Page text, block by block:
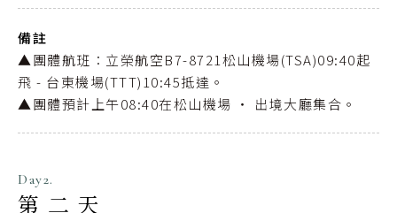
備註
▲團體航班：立榮航空B7-8721松山機場(TSA)09:40起
飛 - 台東機場(TTT)10:45抵達。
▲團體預計上午08:40在松山機場 ‧ 出境大廳集合。
Day2.
第二天